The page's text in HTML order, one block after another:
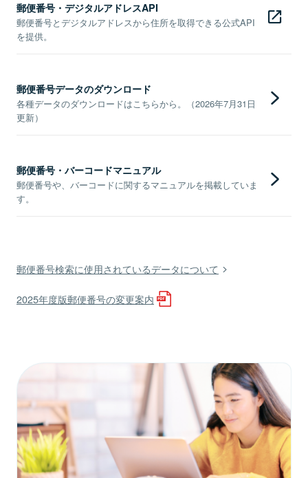
郵便番号・デジタルアドレスAPI
郵便番号とデジタルアドレスから住所を取得できる公式API
を提供。
郵便番号データのダウンロード
各種データのダウンロードはこちらから。（2026年7月31日
更新）
郵便番号・バーコードマニュアル
郵便番号や、バーコードに関するマニュアルを掲載していま
す。
郵便番号検索に使用されているデータについて
2025年度版郵便番号の変更案内